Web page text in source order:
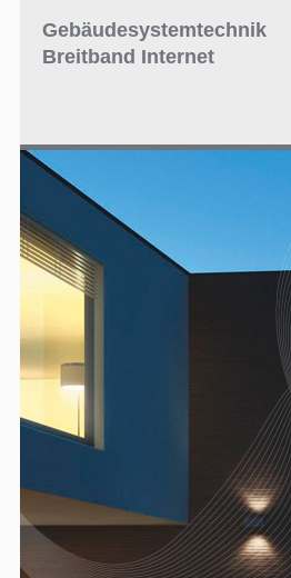
Gebäudesystemtechnik
Breitband Internet